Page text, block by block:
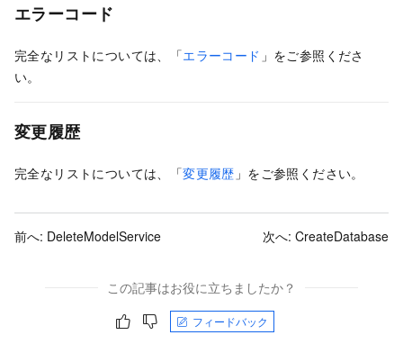
エラーコード
完全なリストについては、「エラーコード 」をご参照くださ
い。
変更履歴
完全なリストについては、「変更履歴 」をご参照ください。
前へ: DeleteModelService 次へ: CreateDatabase
この記事はお役に立ちましたか？
フィードバック